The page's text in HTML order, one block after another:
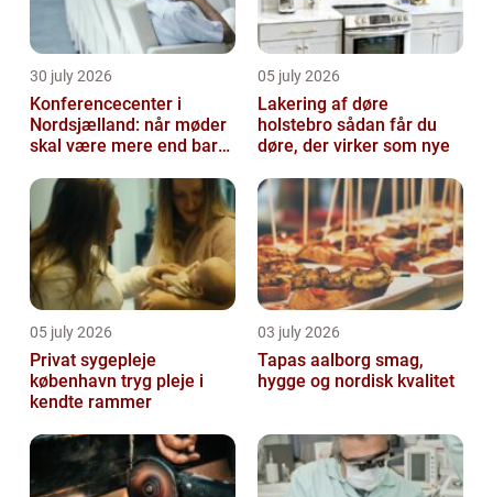
30 july 2026
Konferencecenter i
Nordsjælland: når møder
skal være mere end bare
05 july 2026
Lakering af døre
holstebro sådan får du
døre, der virker som nye
05 july 2026
Privat sygepleje
københavn tryg pleje i
kendte rammer
03 july 2026
Tapas aalborg smag,
hygge og nordisk kvalitet